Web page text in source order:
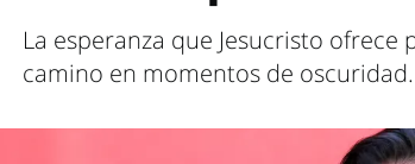
La esperanza que Jesucristo
camino en momentos de oscuridad.